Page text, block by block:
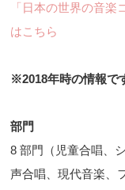
「日本の世界の音
はこちら
※2018年時の情報で
部門
8 部門（児童合唱、
声合唱、現代音楽、